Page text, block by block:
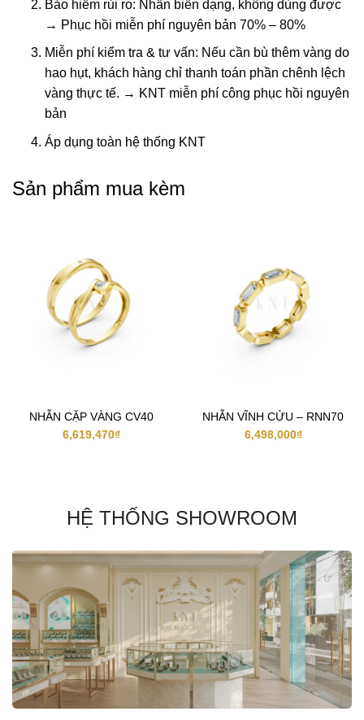
Bảo hiểm rủi ro: Nhẫn biến dạng, không dùng được
→ Phục hồi miễn phí nguyên bản 70% – 80%
Miễn phí kiểm tra & tư vấn: Nếu cần bù thêm vàng do
hao hụt, khách hàng chỉ thanh toán phần chênh lệch
vàng thực tế. → KNT miễn phí công phục hồi nguyên
bản
Áp dụng toàn hệ thống KNT
Sản phẩm mua kèm
NHẪN CẶP VÀNG CV40
6,619,470₫
NHẪN VĨNH CỬU – RNN70
6,498,000₫
HỆ THỐNG SHOWROOM